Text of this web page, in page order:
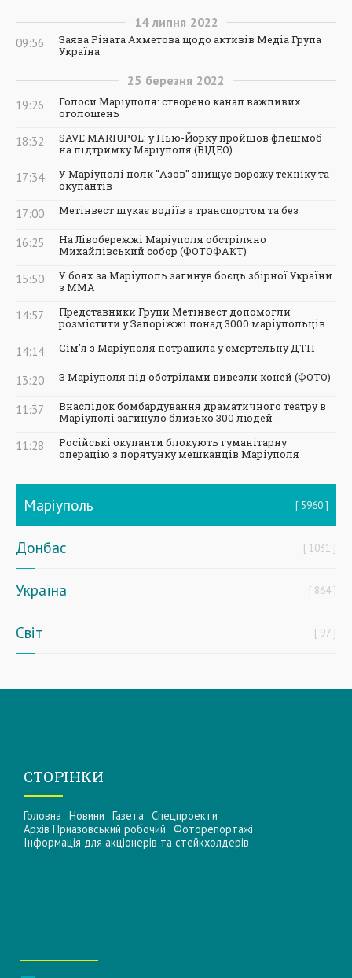
14 липня 2022
09:56
Заява Ріната Ахметова щодо активів Медіа Група
Україна
25 березня 2022
19:26
Голоси Маріуполя: створено канал важливих
оголошень
18:32
SAVE MARIUPOL: у Нью-Йорку пройшов флешмоб
на підтримку Маріуполя (ВІДЕО)
17:34
У Маріуполі полк "Азов" знищує ворожу техніку та
окупантів
17:00 Метінвест шукає водіїв з транспортом та без
16:25
На Лівобережжі Маріуполя обстріляно
Михайлівський собор (ФОТОФАКТ)
15:50
У боях за Маріуполь загинув боєць збірної України
з ММА
14:57
Представники Групи Метінвест допомогли
розмістити у Запоріжжі понад 3000 маріупольців
14:14 Сім'я з Маріуполя потрапила у смертельну ДТП
13:20 З Маріуполя під обстрілами вивезли коней (ФОТО)
11:37
Внаслідок бомбардування драматичного театру в
Маріуполі загинуло близько 300 людей
11:28
Російські окупанти блокують гуманітарну
операцію з порятунку мешканців Маріуполя
Маріуполь 5960
Донбас 1031
Україна 864
Світ 97
СТОРІНКИ
Головна Новини Газета Спецпроекти
Архів Приазовський робочий Фоторепортажі
Інформацiя для акцiонерiв та стейкхолдерiв